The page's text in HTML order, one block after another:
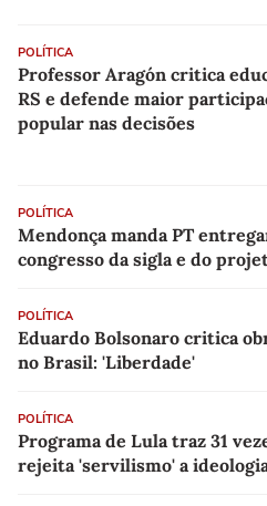
POLÍTICA
Professor Aragón critica
RS e defende maior
popular nas decisões
POLÍTICA
Mendonça manda PT
congresso da sigla e do
POLÍTICA
Eduardo Bolsonaro critica
no Brasil: 'Liberdade'
POLÍTICA
Programa de Lula traz 31
rejeita 'servilismo' a